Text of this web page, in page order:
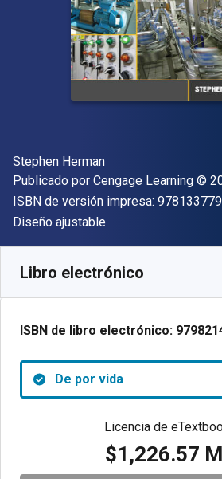
Autor(es)
Stephen Herman
Editor
Publicado por Cengage Learning ©
ISBN de versión impresa:
Formato
Diseño ajustable
Libro electrónico
ISBN de libro electrónico:
De por vida
Licencia de
$1,226.57